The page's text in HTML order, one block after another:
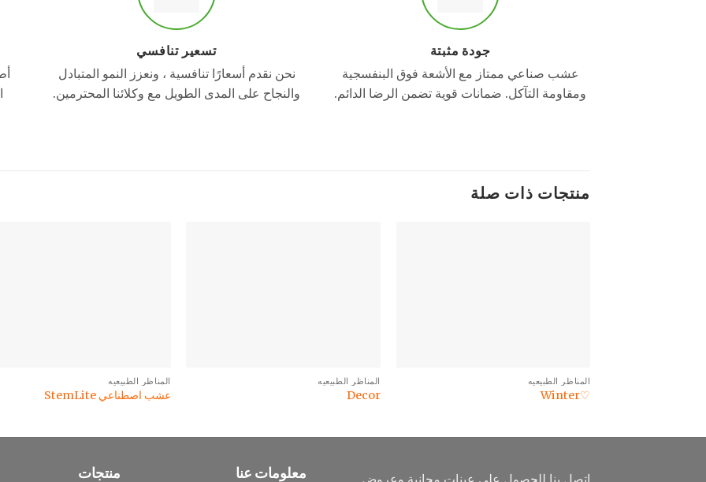
جودة مثبتة
عشب صناعي ممتاز مع الأشعة فوق البنفسجية
ومقاومة التآكل. ضمانات قوية تضمن الرضا الدائم.
تسعير تنافسي
نحن نقدم أسعارًا تنافسية ، ونعزز النمو المتبادل
والنجاح على المدى الطويل مع وكلائنا المحترمين.
منتجات ذات صلة
المناظر الطبيعيه
♡Winter
المناظر الطبيعيه
Decor
المناظر الطبيعيه
عشب اصطناعي StemLite
معلومات عنا منتجات